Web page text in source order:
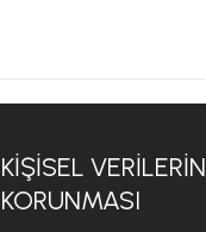
KİŞİSEL VERİLERİN
KORUNMASI